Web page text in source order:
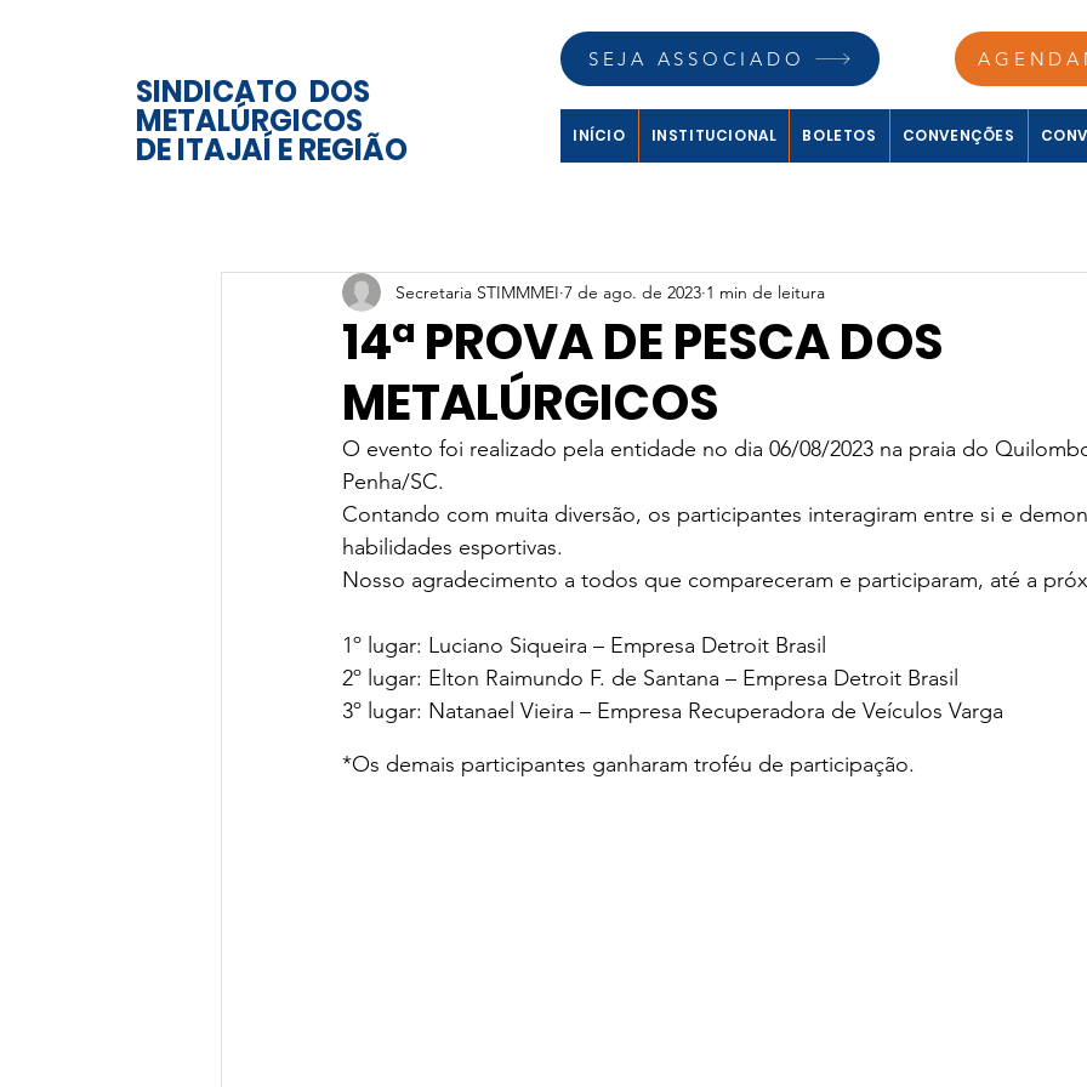
SINDICATO DOS
METALÚRGICOS
DE ITAJAÍ E REGIÃO
SEJA ASSOCIADO
INÍCIO INSTITUCIONAL BOLETOS CONVENÇÕES
14ª PROVA DE PESCA DOS
METALÚRGICOS
Secretaria STIMMMEI 7 de ago. de 2023 1 min de leitura
O evento foi realizado pela entidade no dia 06/08/2023 na praia do
Penha/SC.
Contando com muita diversão, os participantes interagiram entre si e
habilidades esportivas.
Nosso agradecimento a todos que compareceram e participaram, até a
1º lugar: Luciano Siqueira – Empresa Detroit Brasil
2º lugar: Elton Raimundo F. de Santana – Empresa Detroit Brasil
3º lugar: Natanael Vieira – Empresa Recuperadora de Veículos Varga
*Os demais participantes ganharam troféu de participação.